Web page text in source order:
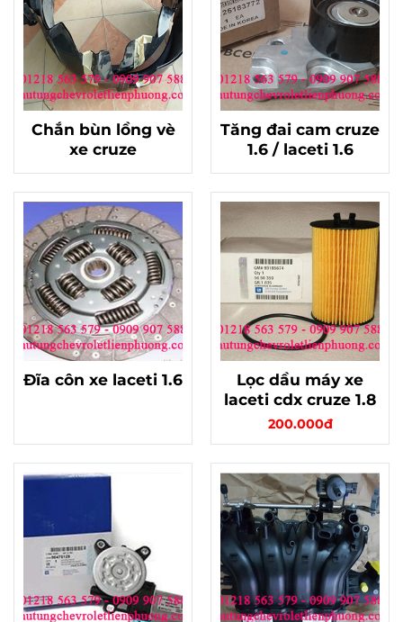
Chắn bùn lồng vè
xe cruze
Tăng đai cam cruze
1.6 / laceti 1.6
Đĩa côn xe laceti 1.6
Lọc dầu máy xe
laceti cdx cruze 1.8
200.000đ